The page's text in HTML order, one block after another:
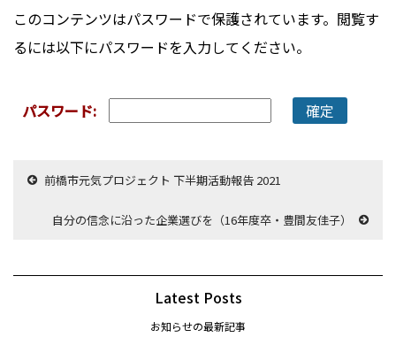
このコンテンツはパスワードで保護されています。閲覧す
るには以下にパスワードを入力してください。
パスワード:
前橋市元気プロジェクト 下半期活動報告 2021
自分の信念に沿った企業選びを（16年度卒・豊間友佳子）
Latest Posts
お知らせの最新記事